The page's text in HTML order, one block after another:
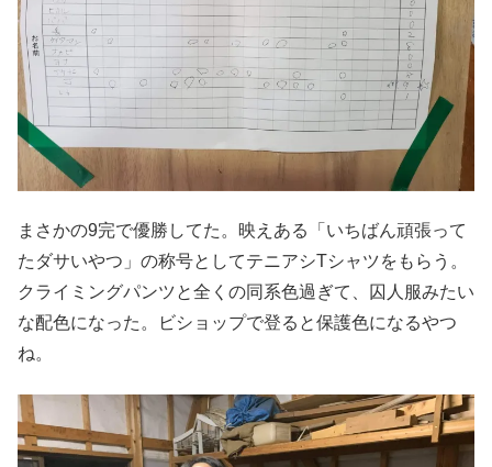
まさかの9完で優勝してた。映えある「いちばん頑張って
たダサいやつ」の称号としてテニアシTシャツをもらう。
クライミングパンツと全くの同系色過ぎて、囚人服みたい
な配色になった。ビショップで登ると保護色になるやつ
ね。